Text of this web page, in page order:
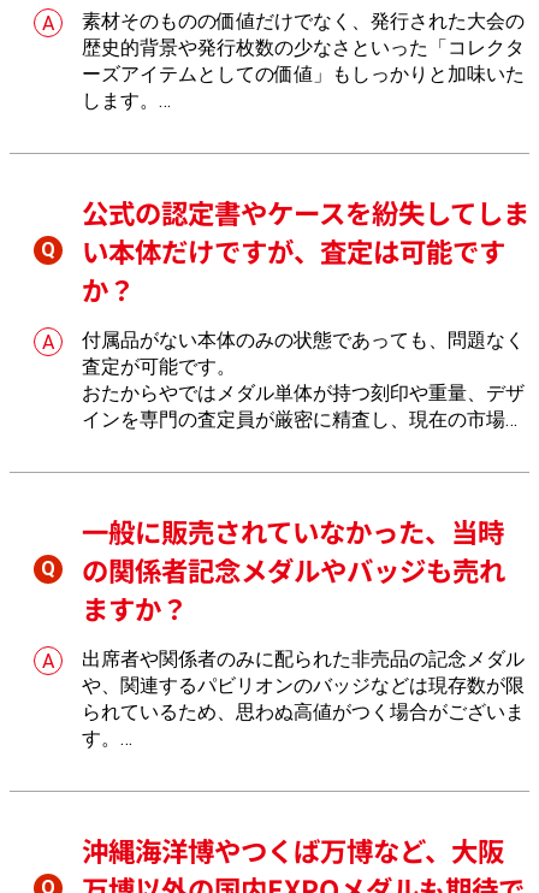
素材そのものの価値だけでなく、発行された大会の
歴史的背景や発行枚数の少なさといった「コレクタ
ーズアイテムとしての価値」もしっかりと加味いた
します。
を反映します。
公式の認定書やケースを紛失してしま
い本体だけですが、査定は可能です
か？
付属品がない本体のみの状態であっても、問題なく
査定が可能です。
おたからやではメダル単体が持つ刻印や重量、デザ
インを専門の査定員が厳密に精査し、現在の市場相
一般に販売されていなかった、当時
の関係者記念メダルやバッジも売れ
ますか？
出席者や関係者のみに配られた非売品の記念メダル
や、関連するパビリオンのバッジなどは現存数が限
られているため、思わぬ高値がつく場合がございま
す。
極めます。
沖縄海洋博やつくば万博など、大阪